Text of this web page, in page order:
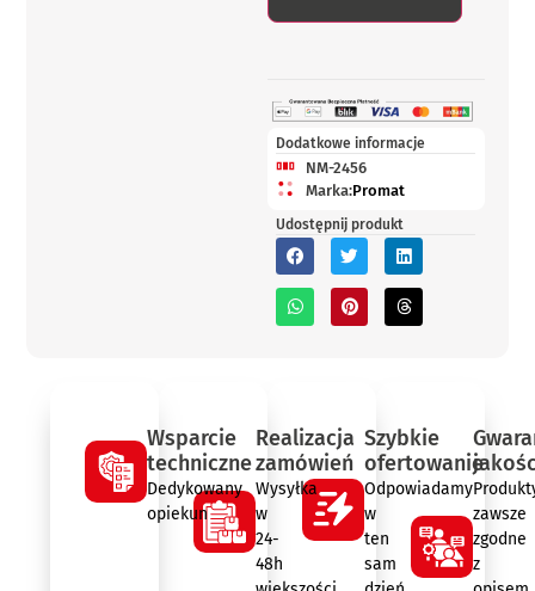
Dodatkowe informacje
NM-2456
Marka:Promat
Udostępnij produkt
Wsparcie
techniczne
Dedykowany
opiekun
Realizacja
zamówień
Wysyłka
w
24-
48h
Szybkie
ofertowanie
Odpowiadamy
w
ten
sam
zawsze
zgodne
z